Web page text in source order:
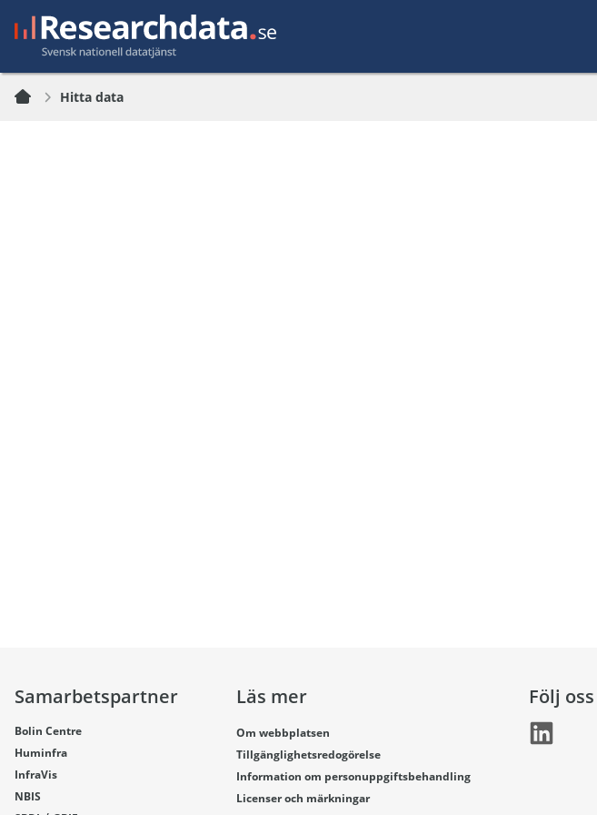
Hitta data
Samarbetspartner
Bolin Centre
Huminfra
InfraVis
NBIS
Läs mer
Om webbplatsen
Tillgänglighetsredogörelse
Information om personuppgiftsbehandling
Licenser och märkningar
Följ oss